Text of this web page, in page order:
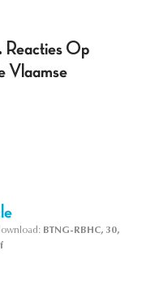
Op
Vlaamse
BTNG-RBHC, 30,